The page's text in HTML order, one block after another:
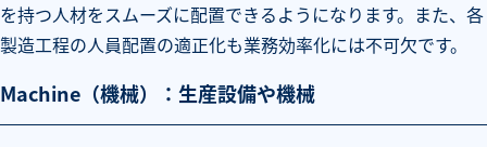
を持つ人材をスムーズに配置できるようになります。また、各
製造工程の人員配置の適正化も業務効率化には不可欠です。
Machine（機械）：生産設備や機械